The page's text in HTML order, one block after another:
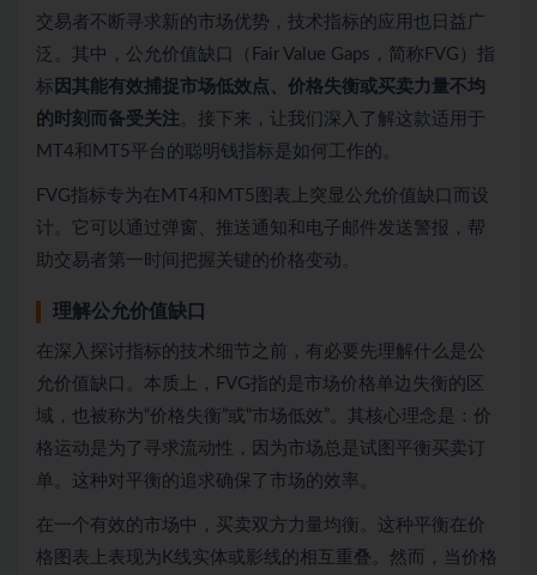
交易者不断寻求新的市场优势，技术指标的应用也日益广
泛。其中，公允价值缺口（Fair Value Gaps，简称FVG）指
标 因其能有效捕捉市场低效点、价格失衡或买卖力量不均
的时刻而备受关注 。接下来，让我们深入了解这款适用于
MT4和MT5平台的聪明钱指标是如何工作的。
FVG指标专为在MT4和MT5图表上突显公允价值缺口而设
计。它可以通过弹窗、推送通知和电子邮件发送警报，帮
助交易者第一时间把握关键的价格变动。
理解公允价值缺口
在深入探讨指标的技术细节之前，有必要先理解什么是公
允价值缺口。本质上，FVG指的是市场价格单边失衡的区
域，也被称为“价格失衡”或“市场低效”。其核心理念是：价
格运动是为了寻求流动性，因为市场总是试图平衡买卖订
单。这种对平衡的追求确保了市场的效率。
在一个有效的市场中，买卖双方力量均衡。这种平衡在价
格图表上表现为K线实体或影线的相互重叠。然而，当价格